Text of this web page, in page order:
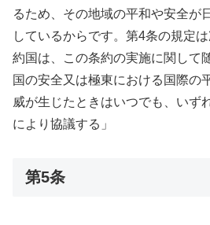
るため、その地域の平和や安全が
しているからです。第4条の規定
約国は、この条約の実施に関して
国の安全又は極東における国際の
威が生じたときはいつでも、いず
により協議する」
第5条